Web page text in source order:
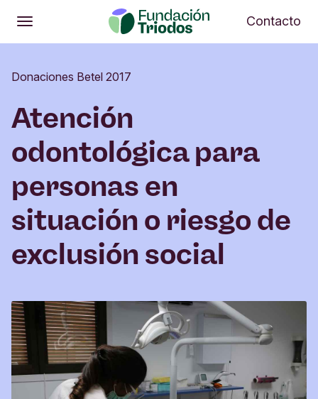
Abrir
Menú principal
Abrir
Contacto
Donaciones Betel 2017
Atención
odontológica para
personas en
situación o riesgo de
exclusión social